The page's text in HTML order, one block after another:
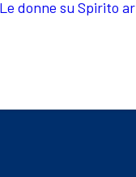
Le donne su Spirito